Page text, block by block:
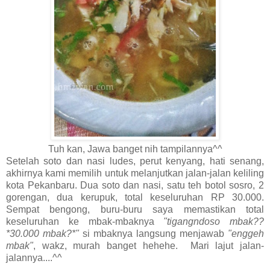
Tuh kan, Jawa banget nih tampilannya^^
Setelah soto dan nasi ludes, perut kenyang, hati senang,
akhirnya kami memilih untuk melanjutkan jalan-jalan keliling
kota Pekanbaru. Dua soto dan nasi, satu teh botol sosro, 2
gorengan, dua kerupuk, total keseluruhan RP 30.000.
Sempat bengong, buru-buru saya memastikan total
keseluruhan ke mbak-mbaknya "tigangndoso mbak??
*30.000 mbak?*" si mbaknya langsung menjawab "enggeh
mbak", wakz, murah banget hehehe. Mari lajut jalan-
jalannya....^^